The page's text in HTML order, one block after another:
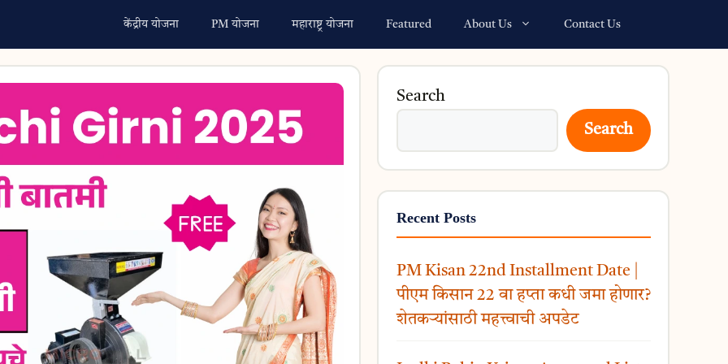
केंद्रीय योजना PM योजना महाराष्ट्र योजना Featured About Us Contact Us
Search
Search
Recent Posts
PM Kisan 22nd Installment Date |
पीएम किसान 22 वा हप्ता कधी जमा होणार?
शेतकऱ्यांसाठी महत्त्वाची अपडेट